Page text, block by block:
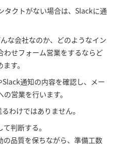
クトがない場合は、Slackに通
な会社なのか、どのようなイン
わせフォーム営業をするならど
す。
通知の内容を確認し、メー
営業を行います。
わけではありません。
判断する。
の品質を保ちながら、準備工数